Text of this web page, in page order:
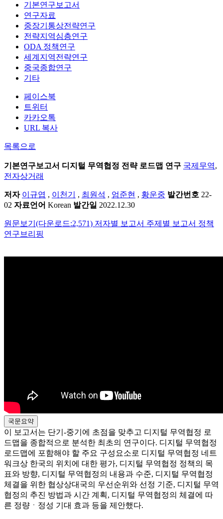
기본연구보고서
연구자료
중장기통상전략연구
전략지역심층연구
ODA 정책연구
세계지역전략연구
중국종합연구
기타
페이스북
트위터
카카오톡
URL 복사
목록으로
기본연구보고서 디지털 무역협정 전략 로드맵 연구 국제무역,
전자상거래
저자 이규엽 , 이천기 , 최원석 , 엄준현 , 황운중 발간번호 22-
02 자료언어 Korean 발간일 2022.12.30
원문보기(다운로드:2,571) 저자별 보고서 주제별 보고서 정책
연구브리핑
국문요약
이 보고서는 단기-중기에 초점을 맞추고 디지털 무역협정 로
드맵을 종합적으로 분석한 최초의 연구이다. 디지털 무역협정
로드맵에 포함해야 할 주요 구성요소로 디지털 무역협정 네트
워크상 한국의 위치에 대한 평가, 디지털 무역협정 정책의 목
표와 방향, 디지털 무역협정의 내용과 수준, 디지털 무역협정
체결을 위한 협상상대국의 우선순위와 선정 기준, 디지털 무역
협정의 추진 방법과 시간 계획, 디지털 무역협정의 체결에 따
른 정량ㆍ정성 기대 효과 등을 제안했다.